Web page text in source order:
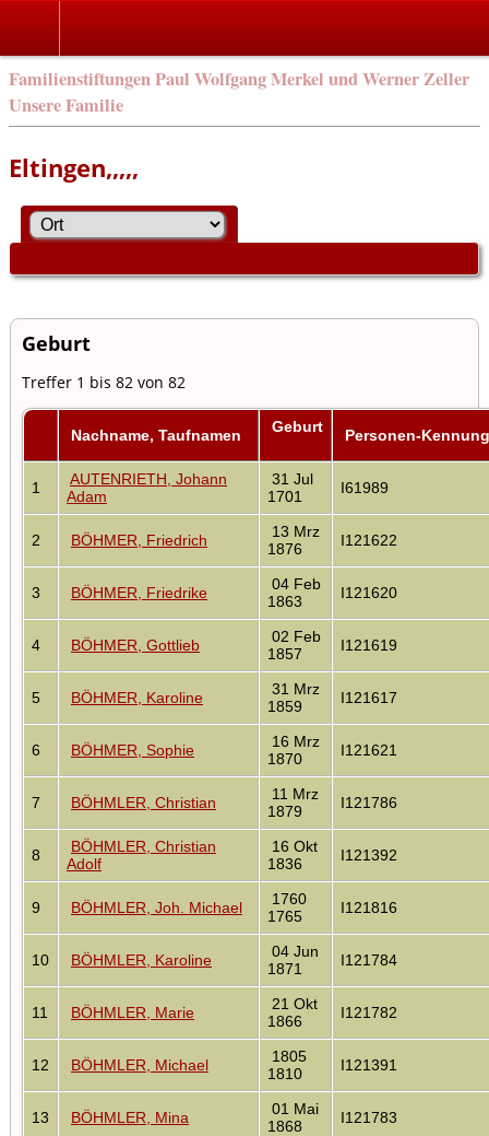
Familienstiftungen Paul Wolfgang Merkel und Werner Zeller
Unsere Familie
Eltingen,,,,,
Geburt
Treffer 1 bis 82 von 82
Nachname, Taufnamen Geburt Personen-Kennung
1
AUTENRIETH, Johann
Adam
31 Jul
1701
I61989
2 BÖHMER, Friedrich
13 Mrz
1876
I121622
3 BÖHMER, Friedrike
04 Feb
1863
I121620
4 BÖHMER, Gottlieb
02 Feb
1857
I121619
5 BÖHMER, Karoline
31 Mrz
1859
I121617
6 BÖHMER, Sophie
16 Mrz
1870
I121621
7 BÖHMLER, Christian
11 Mrz
1879
I121786
8
BÖHMLER, Christian
Adolf
16 Okt
1836
I121392
9 BÖHMLER, Joh. Michael
1760
1765
I121816
10 BÖHMLER, Karoline
04 Jun
1871
I121784
11 BÖHMLER, Marie
21 Okt
1866
I121782
12 BÖHMLER, Michael
1805
1810
I121391
13 BÖHMLER, Mina
01 Mai
1868
I121783